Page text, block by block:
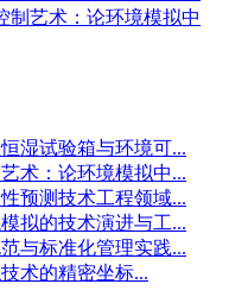
制艺术：论环境模拟中
湿试验箱与环境可...
术：论环境模拟中...
预测技术工程领域...
拟的技术演进与工...
与标准化管理实践...
术的精密坐标...